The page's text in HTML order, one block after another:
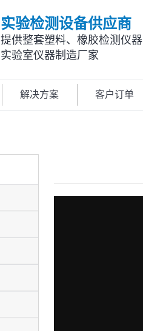
实验检测设备供应商
提供整套塑料、橡胶检测仪器
实验室仪器制造厂家
解决方案 客户订单